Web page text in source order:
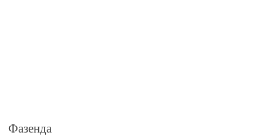
Фазенда